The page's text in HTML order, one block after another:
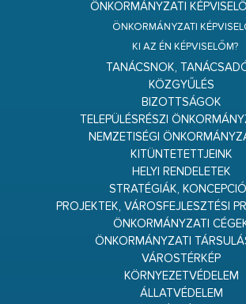
ÖNKORMÁNYZATI
ÖNKORMÁNYZATI
KI AZ ÉN KÉPVISELŐM?
TANÁCSNOK,
KÖZGYŰLÉS
BIZOTTSÁGOK
TELEPÜLÉSRÉSZI
NEMZETISÉGI
KITÜNTETETTJEINK
HELYI RENDELETEK
STRATÉGIÁK,
PROJEKTEK, VÁROSFEJLESZTÉSI
ÖNKORMÁNYZATI
ÖNKORMÁNYZATI
VÁROSTÉRKÉP
KÖRNYEZETVÉDELEM
ÁLLATVÉDELEM